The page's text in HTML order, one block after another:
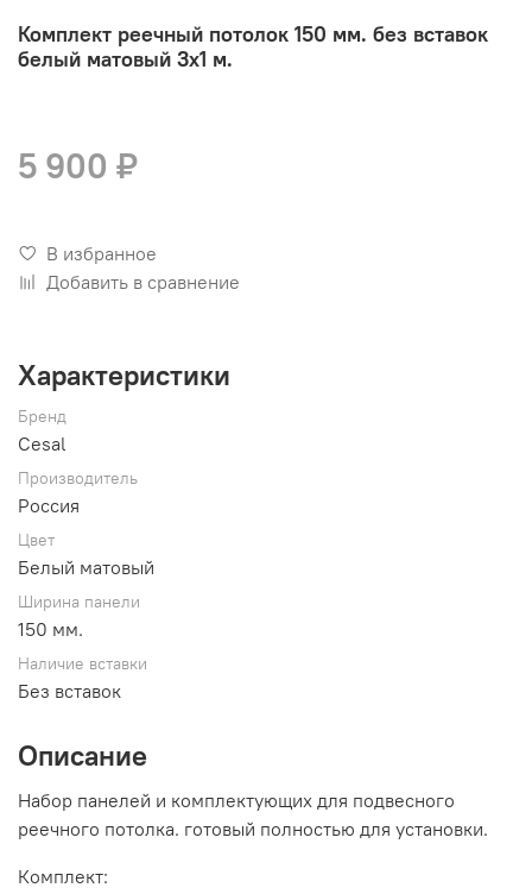
Комплект реечный потолок 150 мм. без вставок
белый матовый 3х1 м.
5 900 ₽
В избранное
Добавить в сравнение
Характеристики
Бренд
Cesal
Производитель
Россия
Цвет
Белый матовый
Ширина панели
150 мм.
Наличие вставки
Без вставок
Описание
Набор панелей и комплектующих для подвесного
реечного потолка. готовый полностью для установки.
Комплект: